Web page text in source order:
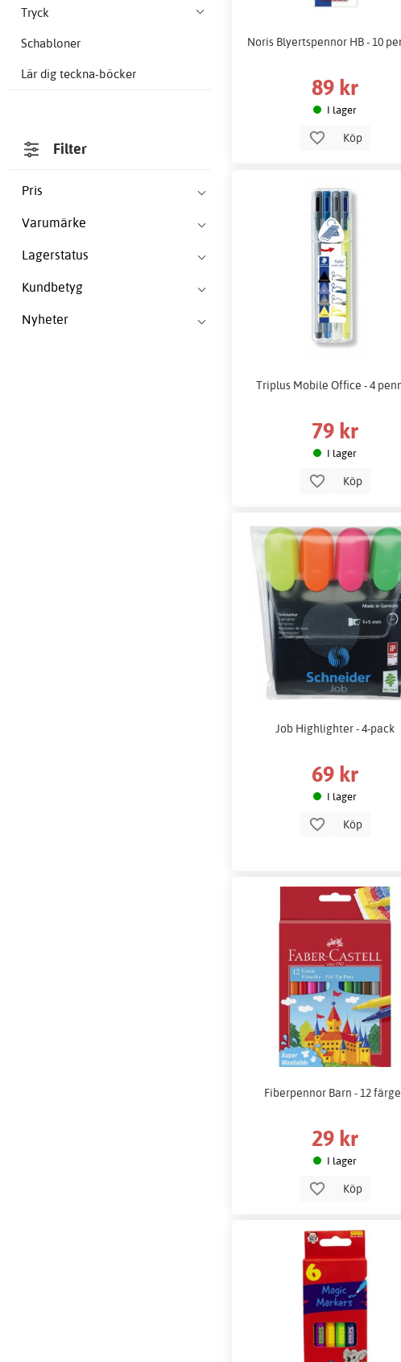
Tryck
Schabloner
Lär dig teckna-böcker
Filter
Pris
Varumärke
Lagerstatus
Kundbetyg
Nyheter
Noris Blyertspennor HB - 10
89 kr
I lager
Köp
Triplus Mobile Office - 4
79 kr
I lager
Köp
Job Highlighter - 4-pack
69 kr
I lager
Köp
Fiberpennor Barn - 12
29 kr
I lager
Köp